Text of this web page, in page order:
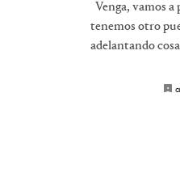
Venga, vamos
tenemos otro
adelantando